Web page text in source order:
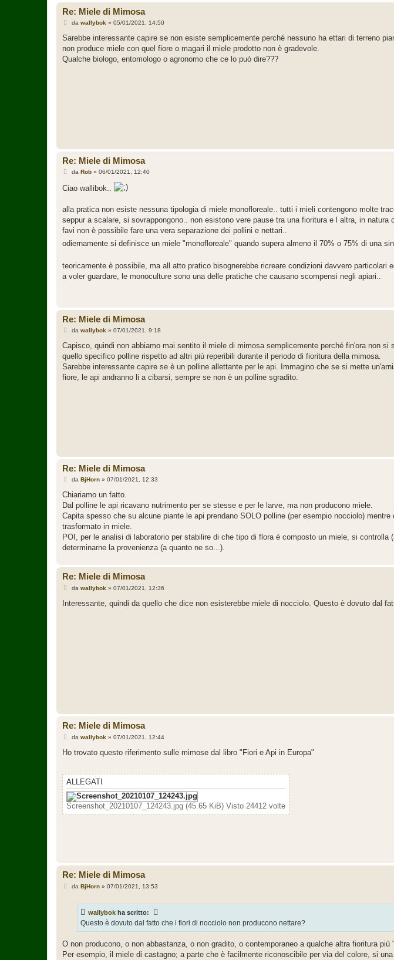
Re: Miele di Mimosa
M
s
a
g
da wallybok » 05/01/2021, 14:50
Sarebbe interessante capire se non esiste semplicemente perché nessuno ha ettari di terreno
non produce miele con quel fiore o magari il miele prodotto non è gradevole.
Qualche biologo, entomologo o agronomo che ce lo può dire???
Re: Miele di Mimosa
M
s
g
g
i
da Rob» 06/01/2021, 12:40
Ciao wallibok..
alla pratica non esiste nessuna tipologia di miele monofloreale.. tutti i mieli contengono molte
seppur a scalare, si sovrappongono.. non esistono vere pause tra una fioritura e l altra, in
favi non è possibile fare una vera separazione dei pollini e nettari..
odiernamente si definisce un miele "monofloreale" quando supera almeno il 70% o 75% di una
teoricamente è possibile, ma all atto pratico bisognerebbe ricreare condizioni davvero particolari
a voler guardare, le monoculture sono una delle pratiche che causano scompensi negli apiari..
Re: Miele di Mimosa
M
s
s
a
g
i
da wallybok » 07/01/2021, 9:18
Capisco, quindi non abbiamo mai sentito il miele di mimosa semplicemente perché fin'ora non
quello specifico polline rispetto ad altri più reperibili durante il periodo di fioritura della mimosa.
Sarebbe interessante capire se è un polline allettante per le api. Immagino che se si mette
fiore, le api andranno li a cibarsi, sempre se non è un polline sgradito.
Re: Miele di Mimosa
M
s
a
g
g
i
o
da BjHorn» 07/01/2021, 12:33
Chiariamo un fatto.
Dal polline le api ricavano nutrimento per se stesse e per le larve, ma non producono miele.
Capita spesso che su alcune piante le api prendano SOLO polline (per esempio nocciolo)
trasformato in miele.
POI, per le analisi di laboratorio per stabilire di che tipo di flora è composto un miele, si controlla
determinarne la provenienza (a quanto ne so...).
Re: Miele di Mimosa
M
s
da wallybok » 07/01/2021, 12:36
Interessante, quindi da quello che dice non esisterebbe miele di nocciolo. Questo è dovuto dal
Re: Miele di Mimosa
M
s
g
o
da wallybok » 07/01/2021, 12:44
Ho trovato questo riferimento sulle mimose dal libro "Fiori e Api in Europa"
ALLEGATI
Screenshot_20210107_124243.jpg (45.65 KiB) Visto 24412 volte
Re: Miele di Mimosa
M
o
da BjHorn» 07/01/2021, 13:53
wallybok ha scritto:
Questo è dovuto dal fatto che i fiori di nocciolo non producono nettare?
O non producono, o non abbastanza, o non gradito, o contemporaneo a qualche altra fioritura più
Per esempio, il miele di castagno; a parte che è facilmente riconoscibile per via del colore, si